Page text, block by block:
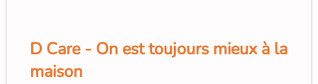
D Care - On est toujours mieux à la
maison